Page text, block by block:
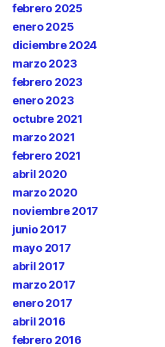
febrero 2025
enero 2025
diciembre 2024
marzo 2023
febrero 2023
enero 2023
octubre 2021
marzo 2021
febrero 2021
abril 2020
marzo 2020
noviembre 2017
junio 2017
mayo 2017
abril 2017
marzo 2017
enero 2017
abril 2016
febrero 2016